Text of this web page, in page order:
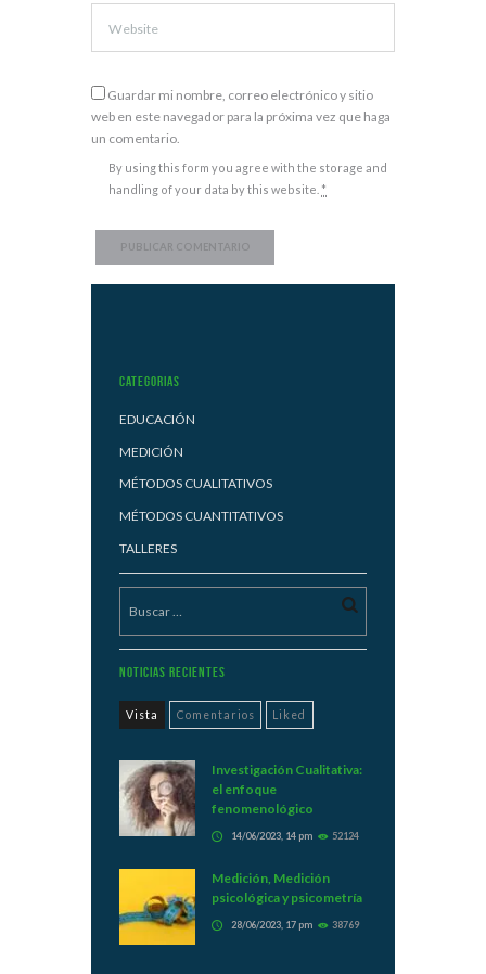
Guardar mi nombre, correo electrónico y sitio
web en este navegador para la próxima vez que haga
un comentario.
By using this form you agree with the storage and
handling of your data by this website. *
Categorias
EDUCACIÓN
MEDICIÓN
MÉTODOS CUALITATIVOS
MÉTODOS CUANTITATIVOS
TALLERES
Noticias Recientes
Vista Comentarios Liked
Investigación Cualitativa:
el enfoque
fenomenológico
14/06/2023, 14 pm 52124
Medición, Medición
psicológica y psicometría
28/06/2023, 17 pm 38769